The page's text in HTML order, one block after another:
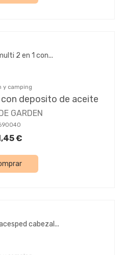
y camping
deposito de aceite
GARDEN
€